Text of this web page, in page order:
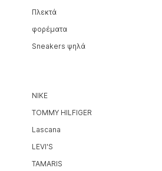
Πλεκτά
φορέματα
Sneakers ψηλά
NIKE
TOMMY HILFIGER
Lascana
LEVI'S
TAMARIS